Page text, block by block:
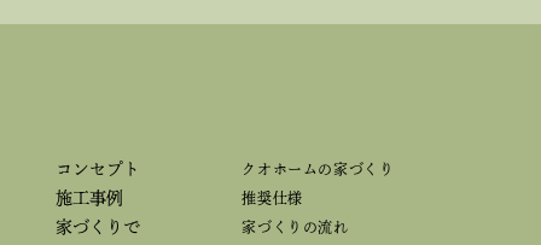
コンセプト
施工事例
家づくりで
クオホームの家づくり
推奨仕様
家づくりの流れ